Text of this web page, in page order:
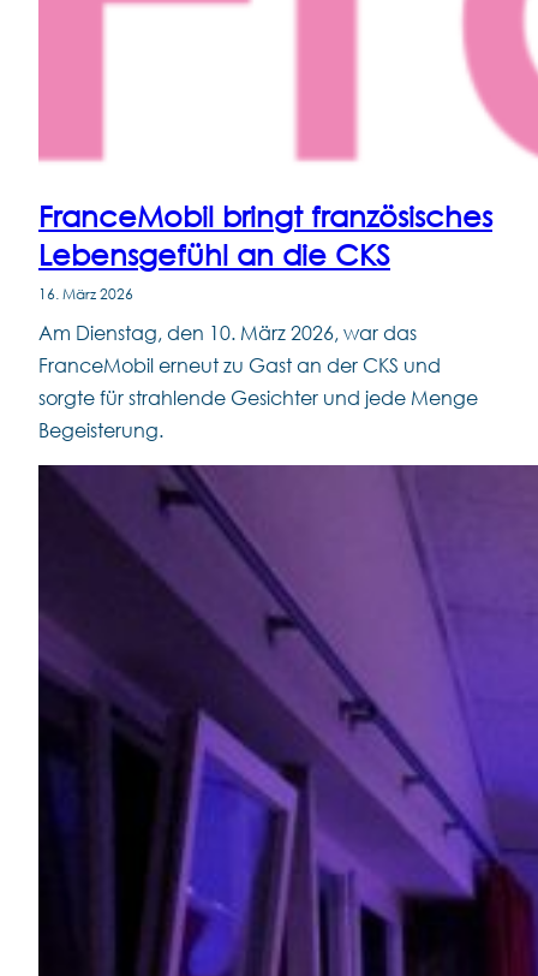
FranceMobil bringt französisches
Lebensgefühl an die CKS
16. März 2026
Am Dienstag, den 10. März 2026, war das
FranceMobil erneut zu Gast an der CKS und
sorgte für strahlende Gesichter und jede Menge
Begeisterung.